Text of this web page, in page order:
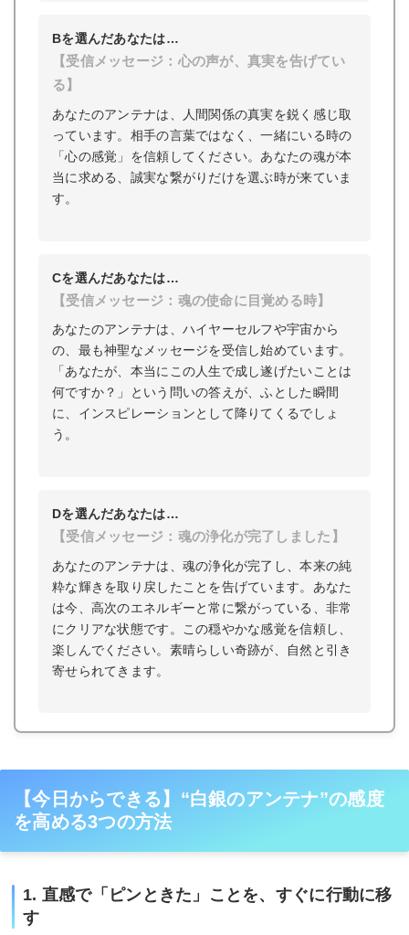
Bを選んだあなたは…
【受信メッセージ：心の声が、真実を告げてい
る】
あなたのアンテナは、人間関係の真実を鋭く感じ取
っています。相手の言葉ではなく、一緒にいる時の
「心の感覚」を信頼してください。あなたの魂が本
当に求める、誠実な繋がりだけを選ぶ時が来ていま
す。
Cを選んだあなたは…
【受信メッセージ：魂の使命に目覚める時】
あなたのアンテナは、ハイヤーセルフや宇宙から
の、最も神聖なメッセージを受信し始めています。
「あなたが、本当にこの人生で成し遂げたいことは
何ですか？」という問いの答えが、ふとした瞬間
に、インスピレーションとして降りてくるでしょ
う。
Dを選んだあなたは…
【受信メッセージ：魂の浄化が完了しました】
あなたのアンテナは、魂の浄化が完了し、本来の純
粋な輝きを取り戻したことを告げています。あなた
は今、高次のエネルギーと常に繋がっている、非常
にクリアな状態です。この穏やかな感覚を信頼し、
楽しんでください。素晴らしい奇跡が、自然と引き
寄せられてきます。
【今日からできる】“白銀のアンテナ”の感度
を高める3つの方法
1. 直感で「ピンときた」ことを、すぐに行動に移
す